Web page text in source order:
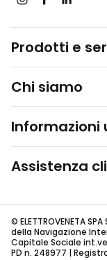
Prodotti e
Chi siamo
Informazioni
Assistenza
© ELETTROVENETA
della Navigazione
Capitale Sociale
PD n. 248977 |